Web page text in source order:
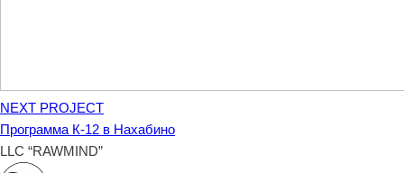
NEXT PROJECT
Программа К-12 в Нахабино
LLC “RAWMIND”